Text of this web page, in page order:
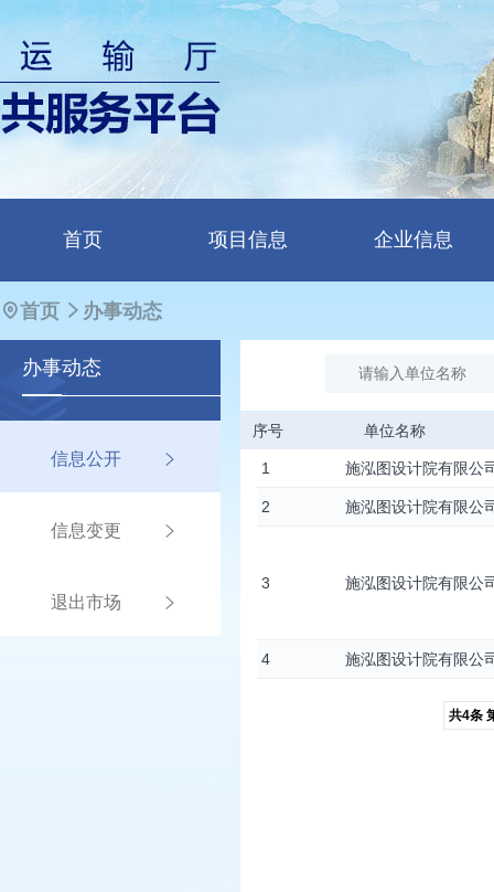
首页 项目信息 企业信息
首页 办事动态
办事动态
信息公开
信息变更
退出市场
序号 单位名称
1 施泓图设计院有限公
2 施泓图设计院有限公
3 施泓图设计院有限公
4 施泓图设计院有限公
共4条